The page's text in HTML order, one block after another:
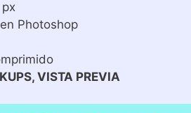
Photoshop
VISTA PREVIA